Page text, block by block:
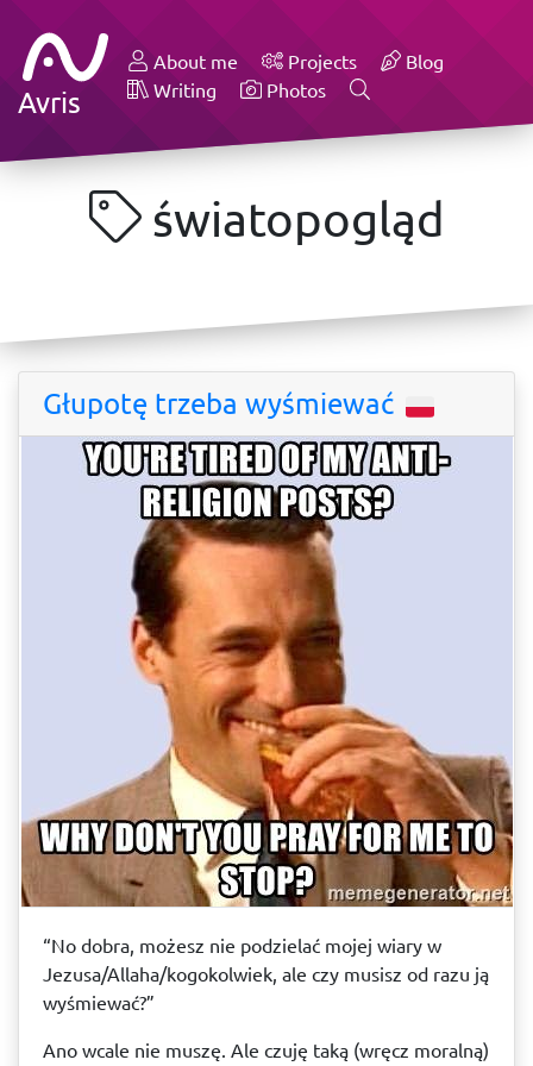
Avris
About me Projects
Blog
Writing
Photos
światopogląd
Głupotę trzeba wyśmiewać
“No dobra, możesz nie podzielać mojej wiary w
Jezusa/Allaha/kogokolwiek, ale czy musisz od razu ją
wyśmiewać?”
Ano wcale nie muszę. Ale czuję taką (wręcz moralną)